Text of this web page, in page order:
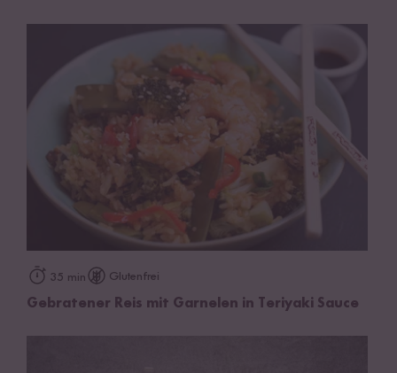
35 min Glutenfrei
Gebratener Reis mit Garnelen in Teriyaki Sauce